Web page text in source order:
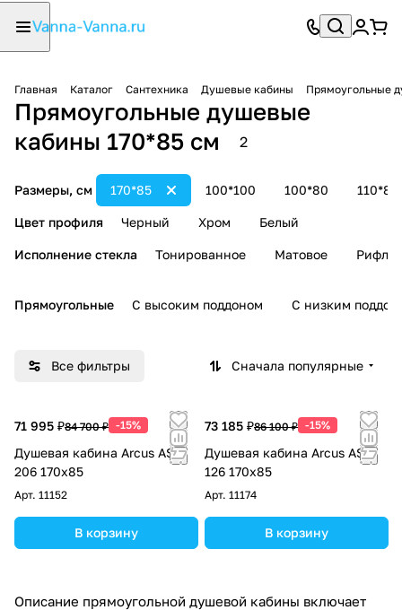
Главная Каталог Сантехника Душевые кабины Прямоугольные
Прямоугольные душевые
кабины 170*85 см
2
Размеры, см 100*100 100*80 110*80
170*85
Цвет профиля Черный Хром Белый
Исполнение стекла Тонированное Матовое
Прямоугольные С высоким поддоном С низким
Все фильтры Сначала популярные
71 995 ₽84 700 ₽ -15%
Душевая кабина Arcus AS-
206 170x85
Арт. 11152
В корзину
73 185 ₽86 100 ₽ -15%
Душевая кабина Arcus AS-
126 170x85
Арт. 11174
В корзину
Описание прямоугольной душевой кабины включает